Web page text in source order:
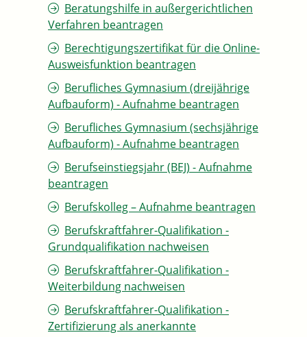
Beratungshilfe in außergerichtlichen
Verfahren beantragen
Berechtigungszertifikat für die Online-
Ausweisfunktion beantragen
Berufliches Gymnasium (dreijährige
Aufbauform) - Aufnahme beantragen
Berufliches Gymnasium (sechsjährige
Aufbauform) - Aufnahme beantragen
Berufseinstiegsjahr (BEJ) - Aufnahme
beantragen
Berufskolleg – Aufnahme beantragen
Berufskraftfahrer-Qualifikation -
Grundqualifikation nachweisen
Berufskraftfahrer-Qualifikation -
Weiterbildung nachweisen
Berufskraftfahrer-Qualifikation -
Zertifizierung als anerkannte